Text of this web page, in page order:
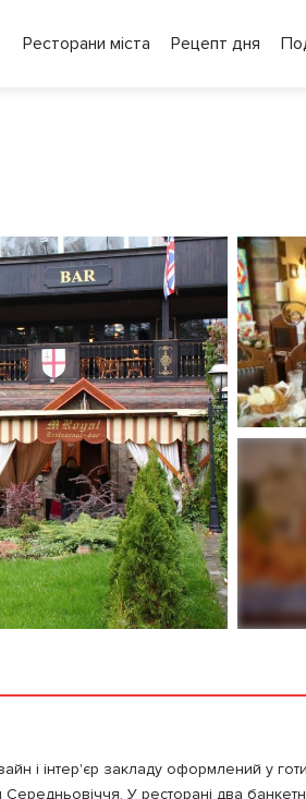
Ресторани міста Рецепт дня
і інтер'єр закладу оформлений у
У ресторані два